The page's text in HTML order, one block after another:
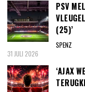
PSV
(25)’
SPENZ
31 JULI 2026
‘AJAX